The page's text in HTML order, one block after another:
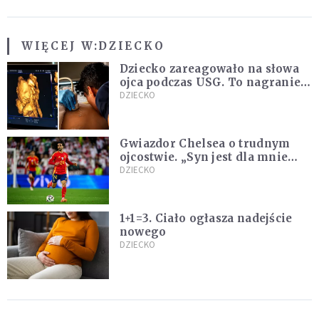
WIĘCEJ W:DZIECKO
Dziecko zareagowało na słowa
ojca podczas USG. To nagranie
podbija sieć
DZIECKO
Gwiazdor Chelsea o trudnym
ojcostwie. „Syn jest dla mnie
ważniejszy niż sportowe trofea”
DZIECKO
1+1=3. Ciało ogłasza nadejście
nowego
DZIECKO